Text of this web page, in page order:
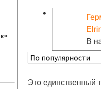
В
Это единственный